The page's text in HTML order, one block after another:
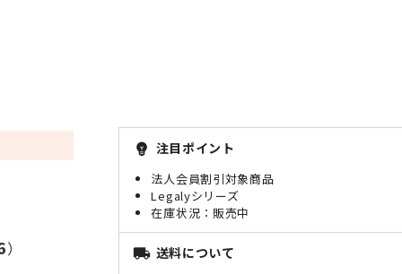
）
emoji_objects 注目ポイント
法人会員割引対象商品
Legalyシリーズ
販売中
local_shipping 送料について